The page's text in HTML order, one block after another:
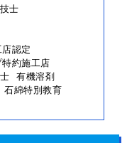
士
認定
約施工店
有機溶剤
石綿特別教育